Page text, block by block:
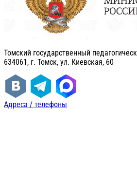
Томский государственный
634061, г. Томск, ул. Киевская, 60
Адреса / телефоны